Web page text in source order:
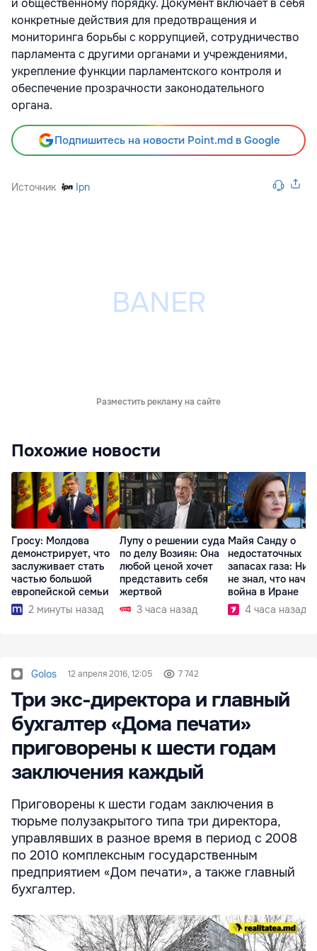
и общественному порядку. Документ включает в себя
конкретные действия для предотвращения и
мониторинга борьбы с коррупцией, сотрудничество
парламента с другими органами и учреждениями,
укрепление функции парламентского контроля и
обеспечение прозрачности законодательного
органа.
Подпишитесь на новости Point.md в Google
Источник Ipn
Разместить рекламу на сайте
Похожие новости
Гросу: Молдова
демонстрирует, что
заслуживает стать
частью большой
европейской семьи
2 минуты назад
Лупу о решении суда
по делу Возиян: Она
любой ценой хочет
представить себя
жертвой
3 часа назад
Майя Санду о
недостаточных
запасах газа:
не знал, что
война в Иране
4 часа назад
Golos 12 апреля 2016, 12:05 7 742
Три экс-директора и главный
бухгалтер «Дома печати»
приговорены к шести годам
заключения каждый
Приговорены к шести годам заключения в
тюрьме полузакрытого типа три директора,
управлявших в разное время в период с 2008
по 2010 комплексным государственным
предприятием «Дом печати», а также главный
бухгалтер.